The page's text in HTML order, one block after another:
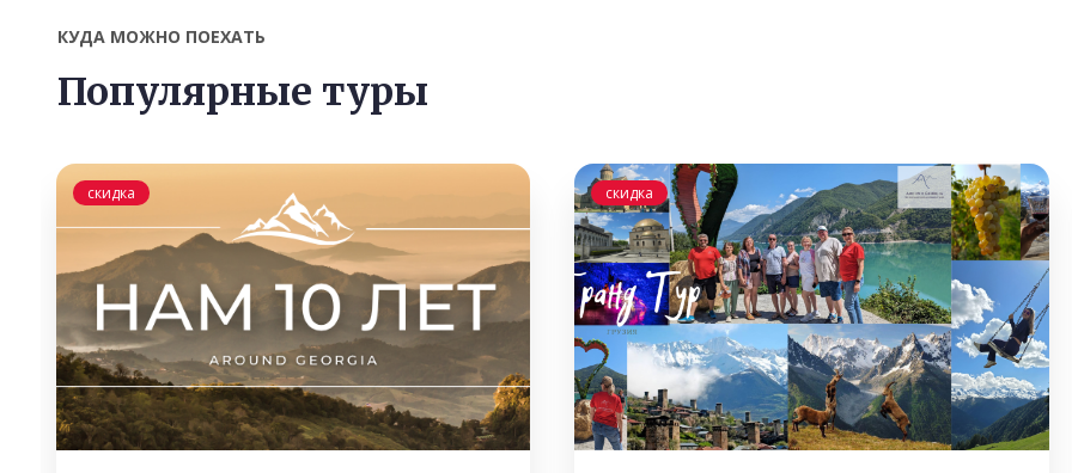
КУДА МОЖНО ПОЕХАТЬ
Популярные туры
скидка скидка